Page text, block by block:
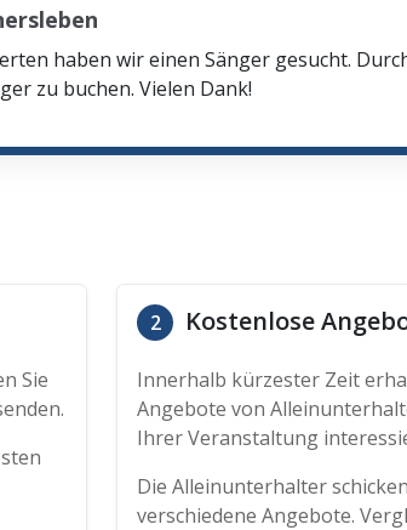
haben wir einen Sänger gesucht.
zu buchen. Vielen Dank!
Sie
2 Kostenlose
Innerhalb kürzester Zeit
Angebote von
Ihrer Veranstaltung
Die Alleinunterhalter
verschiedene Angebote.